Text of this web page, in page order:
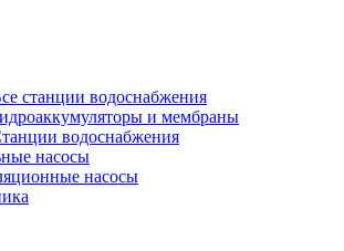
станции водоснабжения
и мембраны
водоснабжения
насосы
насосы